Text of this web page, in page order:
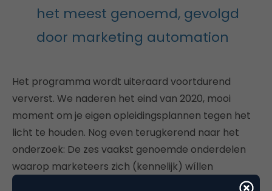
het meest genoemd, gevolgd
door marketing automation
Het programma wordt uiteraard voortdurend
ververst. We naderen het eind van 2020, mooi
moment om je eigen opleidingsplannen tegen het
licht te houden. Nog even terugkerend naar het
onderzoek: De zes vaakst genoemde onderdelen
waarop marketeers zich (kennelijk) wíllen